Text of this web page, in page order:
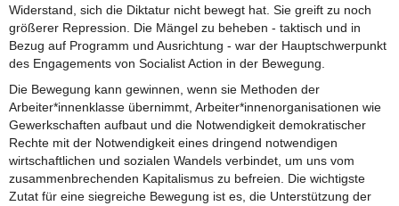
Widerstand, sich die Diktatur nicht bewegt hat. Sie greift zu noch
größerer Repression. Die Mängel zu beheben - taktisch und in
Bezug auf Programm und Ausrichtung - war der Hauptschwerpunkt
des Engagements von Socialist Action in der Bewegung.
Die Bewegung kann gewinnen, wenn sie Methoden der
Arbeiter*innenklasse übernimmt, Arbeiter*innenorganisationen wie
Gewerkschaften aufbaut und die Notwendigkeit demokratischer
Rechte mit der Notwendigkeit eines dringend notwendigen
wirtschaftlichen und sozialen Wandels verbindet, um uns vom
zusammenbrechenden Kapitalismus zu befreien. Die wichtigste
Zutat für eine siegreiche Bewegung ist es, die Unterstützung der